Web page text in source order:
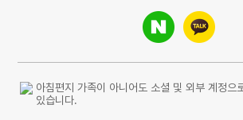
아침편지 가족이 아니어도 소셜 및 외부 계정으
있습니다.